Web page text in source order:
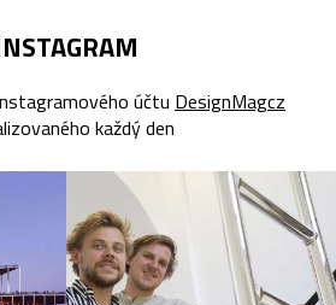
účtu DesignMagcz
každý den